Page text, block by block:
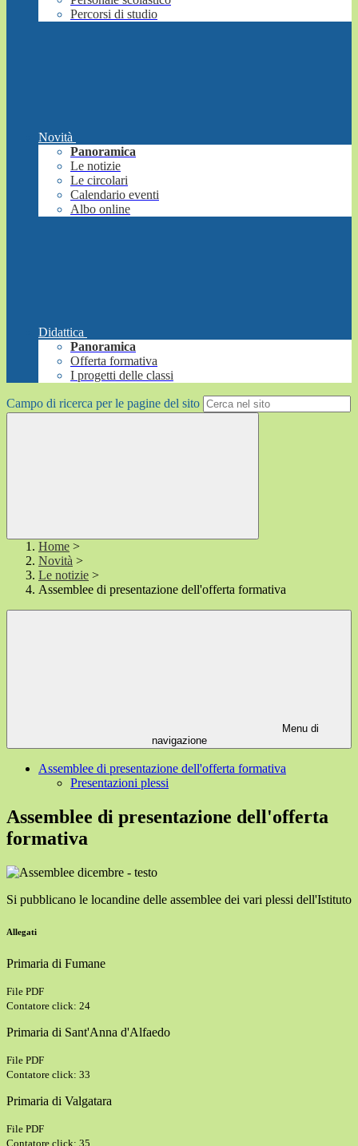
Percorsi di studio
Novità
Panoramica
Le notizie
Le circolari
Calendario eventi
Albo online
Didattica
Panoramica
Offerta formativa
I progetti delle classi
Campo di ricerca per le pagine del sito
Home >
Novità >
Le notizie >
Assemblee di presentazione dell'offerta formativa
Menu di
navigazione
Assemblee di presentazione dell'offerta formativa
Presentazioni plessi
Assemblee di presentazione dell'offerta
formativa
Si pubblicano le locandine delle assemblee dei vari plessi dell'Istituto
Allegati
Primaria di Fumane
File PDF
Contatore click: 24
Primaria di Sant'Anna d'Alfaedo
File PDF
Contatore click: 33
Primaria di Valgatara
File PDF
Contatore click: 35